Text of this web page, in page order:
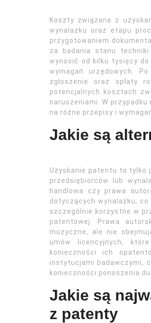
Koszty związane z
wynalazku oraz etapu
przygotowaniem
za badania stanu
wynosić od kilku tysięcy
wymagań urzędowych.
zgłoszenie oraz opłaty
potencjalnych kosztach
naruszeniami. W
na różne przepisy i
Jakie są
Uzyskanie patentu to tylko
przedsiębiorców lub
handlowa czy prawa
dotyczących wynalazku,
szczególnie korzystne w
patentowej. Prawa
muzyczne, ale nie
umów licencyjnych,
konieczności ich
instytucjami badawczymi,
konieczności ponoszenia
Jakie są
z patenty